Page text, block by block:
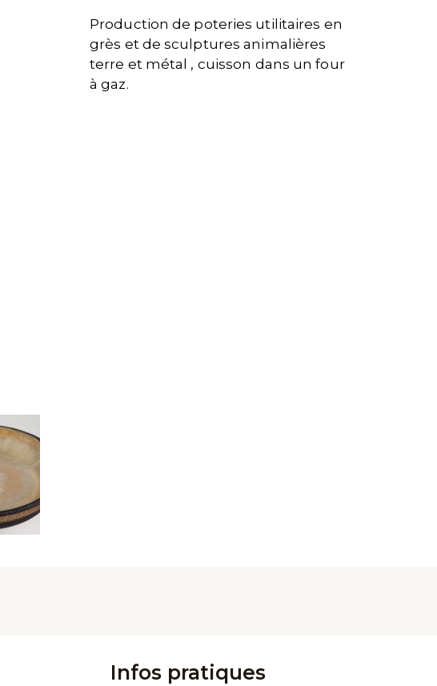
Production de poteries utilitaires en
grès et de sculptures animalières
terre et métal , cuisson dans un four
à gaz.
Infos pratiques